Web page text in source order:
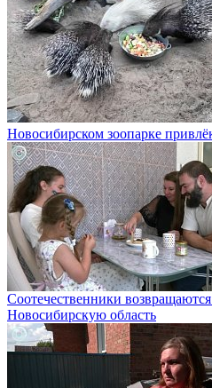
Новосибирском зоопарке
Соотечественники
Новосибирскую область